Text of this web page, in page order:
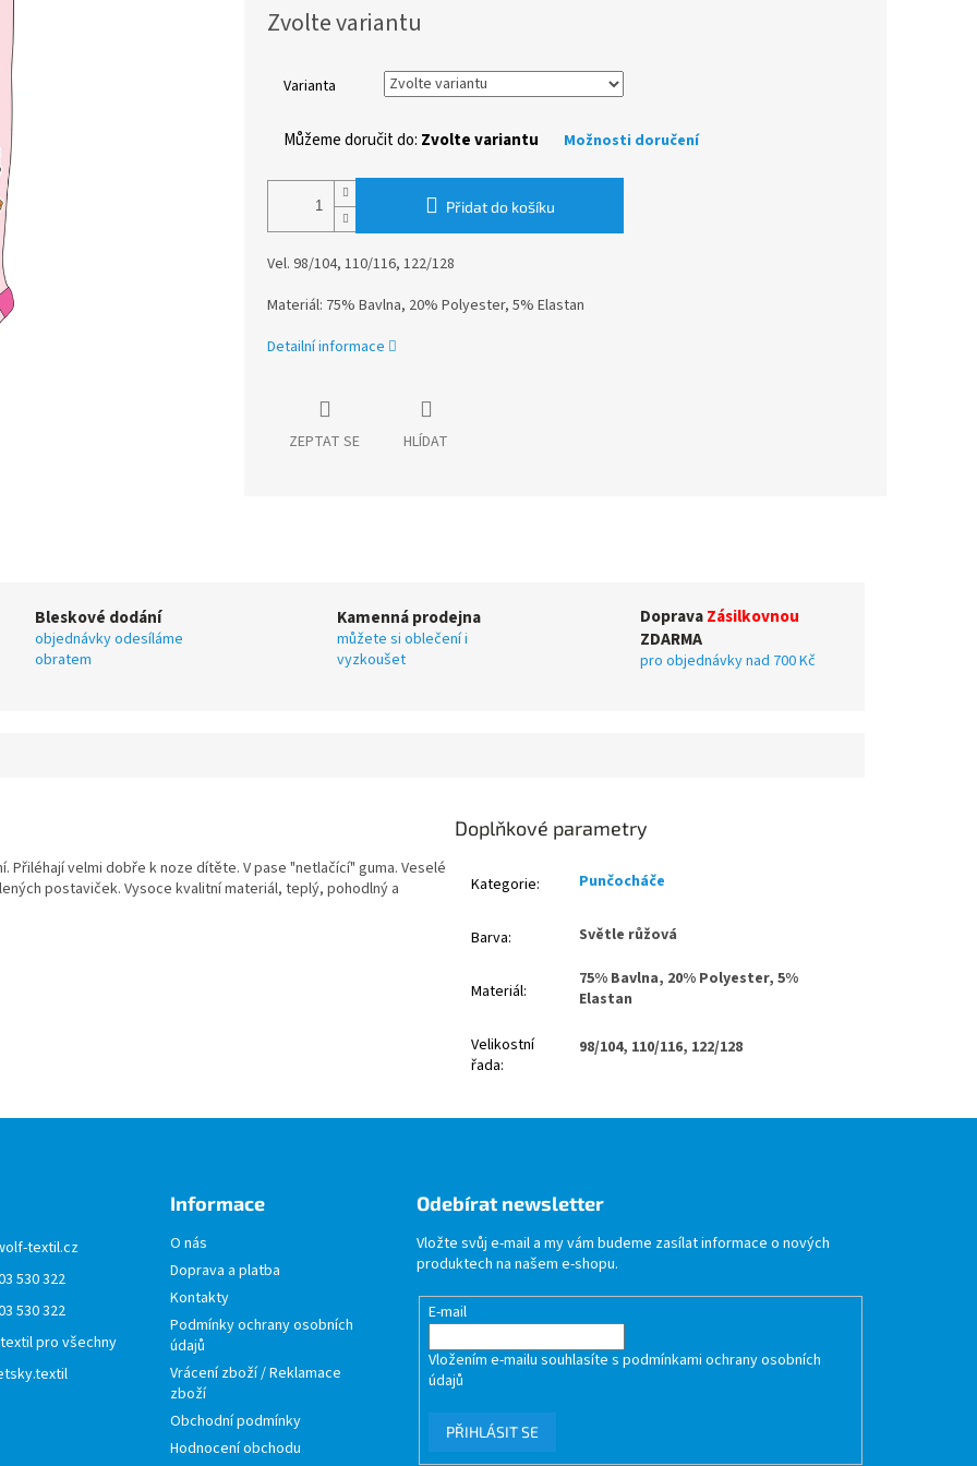
cena:
Zvolte variantu
Varianta
Můžeme doručit do: Zvolte variantu Možnosti doručení
Přidat do košíku
Vel. 98/104, 110/116, 122/128
Materiál: 75% Bavlna, 20% Polyester, 5% Elastan
Detailní informace
ZEPTAT SE HLÍDAT
Bleskové dodání
objednávky odesíláme
obratem
Kamenná prodejna
můžete si oblečení i
vyzkoušet
DopravaZásilkovnou
ZDARMA
pro objednávky nad 700 Kč
Přiléhají velmi dobře k noze dítěte. V pase "netlačící" guma. Veselé
postaviček. Vysoce kvalitní materiál, teplý, pohodlný a
Doplňkové parametry
Kategorie: Punčocháče
Barva: Světle růžová
Materiál:
75% Bavlna, 20% Polyester, 5%
Elastan
Velikostní
řada:
98/104, 110/116, 122/128
textil.cz
530 322
530 322
pro všechny
Informace
O nás
Doprava a platba
Kontakty
Podmínky ochrany osobních
údajů
Vrácení zboží / Reklamace
zboží
Obchodní podmínky
Hodnocení obchodu
Odebírat newsletter
Vložte svůj e-mail a my vám budeme zasílat informace o nových
produktech na našem e-shopu.
E-mail
Vložením e-mailu souhlasíte spodmínkami ochrany osobních
údajů
PŘIHLÁSIT SE